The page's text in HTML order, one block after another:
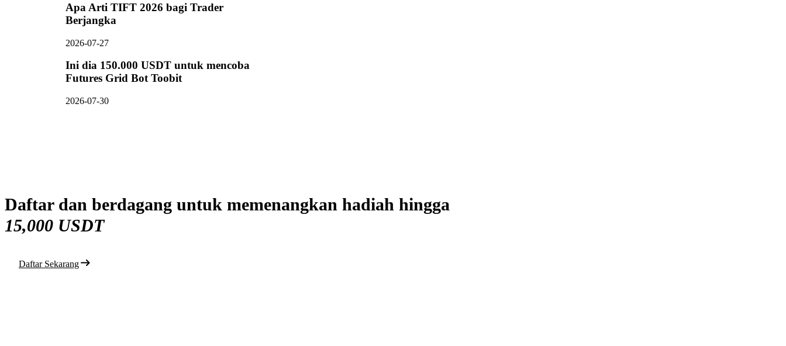
Apa Arti TIFT 2026 bagi Trader
Berjangka
2026-07-27
Ini dia 150.000 USDT untuk mencoba
Futures Grid Bot Toobit
2026-07-30
Daftar dan berdagang untuk memenangkan hadiah hingga
15,000 USDT
Daftar Sekarang